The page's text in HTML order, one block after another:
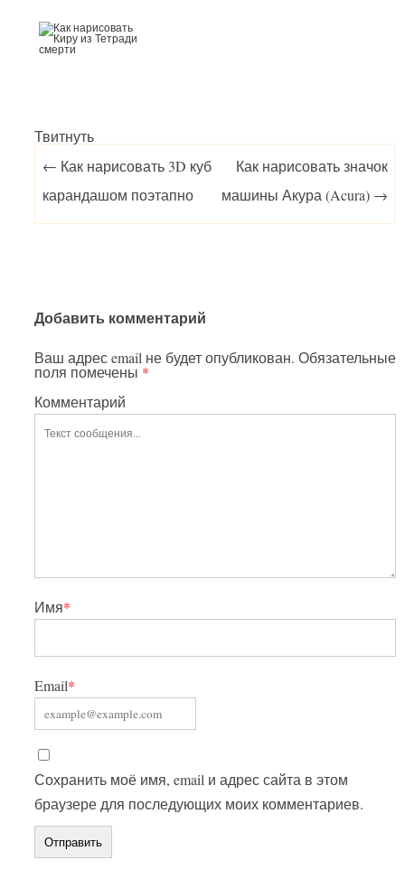
Твитнуть
Post navigation
← Как нарисовать 3D куб
карандашом поэтапно
Как нарисовать значок
машины Акура (Acura) →
Добавить комментарий
Ваш адрес email не будет опубликован. Обязательные
поля помечены *
Комментарий
Имя*
Email*
Сохранить моё имя, email и адрес сайта в этом
браузере для последующих моих комментариев.